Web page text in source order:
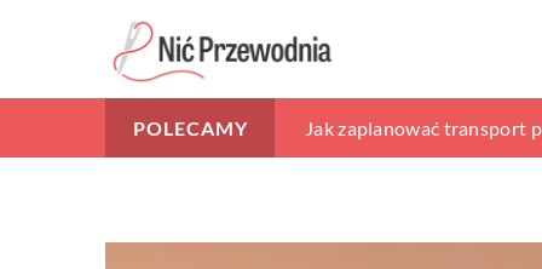
POLECAMY Jak wybrać przedszkole,
Jak zaplanować transport
Zainwestuj w galanterię